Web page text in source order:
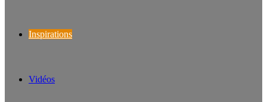
Inspirations
Vidéos